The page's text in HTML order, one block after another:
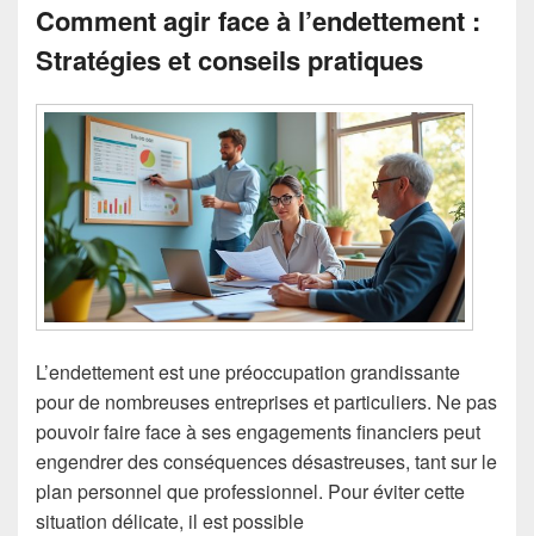
Comment agir face à l’endettement :
Stratégies et conseils pratiques
L’endettement est une préoccupation grandissante
pour de nombreuses entreprises et particuliers. Ne pas
pouvoir faire face à ses engagements financiers peut
engendrer des conséquences désastreuses, tant sur le
plan personnel que professionnel. Pour éviter cette
situation délicate, il est possible